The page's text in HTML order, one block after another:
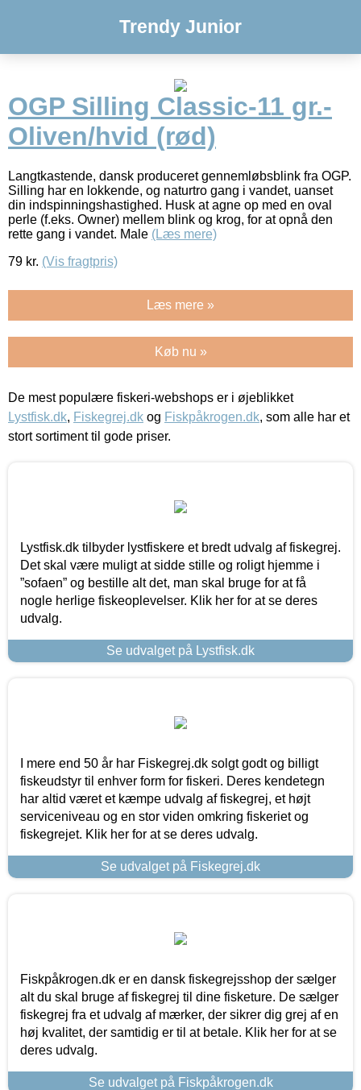
Trendy Junior
OGP Silling Classic-11 gr.-
Oliven/hvid (rød)
Langtkastende, dansk produceret gennemløbsblink fra OGP.
Silling har en lokkende, og naturtro gang i vandet, uanset
din indspinningshastighed. Husk at agne op med en oval
perle (f.eks. Owner) mellem blink og krog, for at opnå den
rette gang i vandet. Male (Læs mere)
79 kr. (Vis fragtpris)
Læs mere »
Køb nu »
De mest populære fiskeri-webshops er i øjeblikket
Lystfisk.dk, Fiskegrej.dk og Fiskpåkrogen.dk, som alle har et
stort sortiment til gode priser.
Lystfisk.dk tilbyder lystfiskere et bredt udvalg af fiskegrej.
Det skal være muligt at sidde stille og roligt hjemme i
”sofaen” og bestille alt det, man skal bruge for at få
nogle herlige fiskeoplevelser. Klik her for at se deres
udvalg.
Se udvalget på Lystfisk.dk
I mere end 50 år har Fiskegrej.dk solgt godt og billigt
fiskeudstyr til enhver form for fiskeri. Deres kendetegn
har altid været et kæmpe udvalg af fiskegrej, et højt
serviceniveau og en stor viden omkring fiskeriet og
fiskegrejet. Klik her for at se deres udvalg.
Se udvalget på Fiskegrej.dk
Fiskpåkrogen.dk er en dansk fiskegrejsshop der sælger
alt du skal bruge af fiskegrej til dine fisketure. De sælger
fiskegrej fra et udvalg af mærker, der sikrer dig grej af en
høj kvalitet, der samtidig er til at betale. Klik her for at se
deres udvalg.
Se udvalget på Fiskpåkrogen.dk